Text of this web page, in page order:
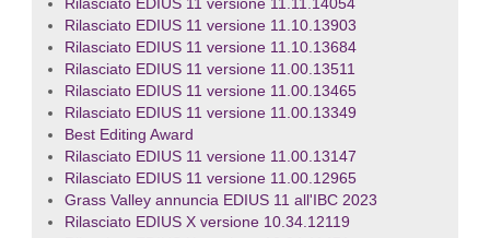
Rilasciato EDIUS 11 versione 11.11.14054
Rilasciato EDIUS 11 versione 11.10.13903
Rilasciato EDIUS 11 versione 11.10.13684
Rilasciato EDIUS 11 versione 11.00.13511
Rilasciato EDIUS 11 versione 11.00.13465
Rilasciato EDIUS 11 versione 11.00.13349
Best Editing Award
Rilasciato EDIUS 11 versione 11.00.13147
Rilasciato EDIUS 11 versione 11.00.12965
Grass Valley annuncia EDIUS 11 all'IBC 2023
Rilasciato EDIUS X versione 10.34.12119